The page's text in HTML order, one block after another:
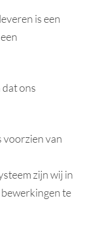
is een
ons
voorzien van
zijn wij in
bewerkingen te